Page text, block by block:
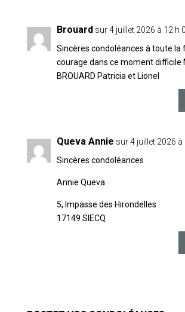
Brouard sur 4 juillet 2026 à 12 h
Sincères condoléances à toute la
courage dans ce moment difficile
BROUARD Patricia et Lionel
Queva Annie sur 4 juillet 2026 à
Sincères condoléances
Annie Queva
5, Impasse des Hirondelles
17149 SIECQ